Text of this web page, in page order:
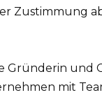
Zustimmung
und
mit